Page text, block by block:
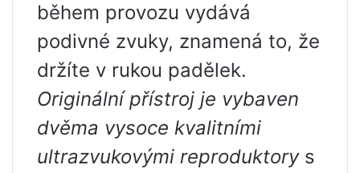
během provozu vydává
podivné zvuky, znamená to, že
držíte v rukou padělek.
Originální přístroj je vybaven
dvěma vysoce kvalitními
ultrazvukovými reproduktorys